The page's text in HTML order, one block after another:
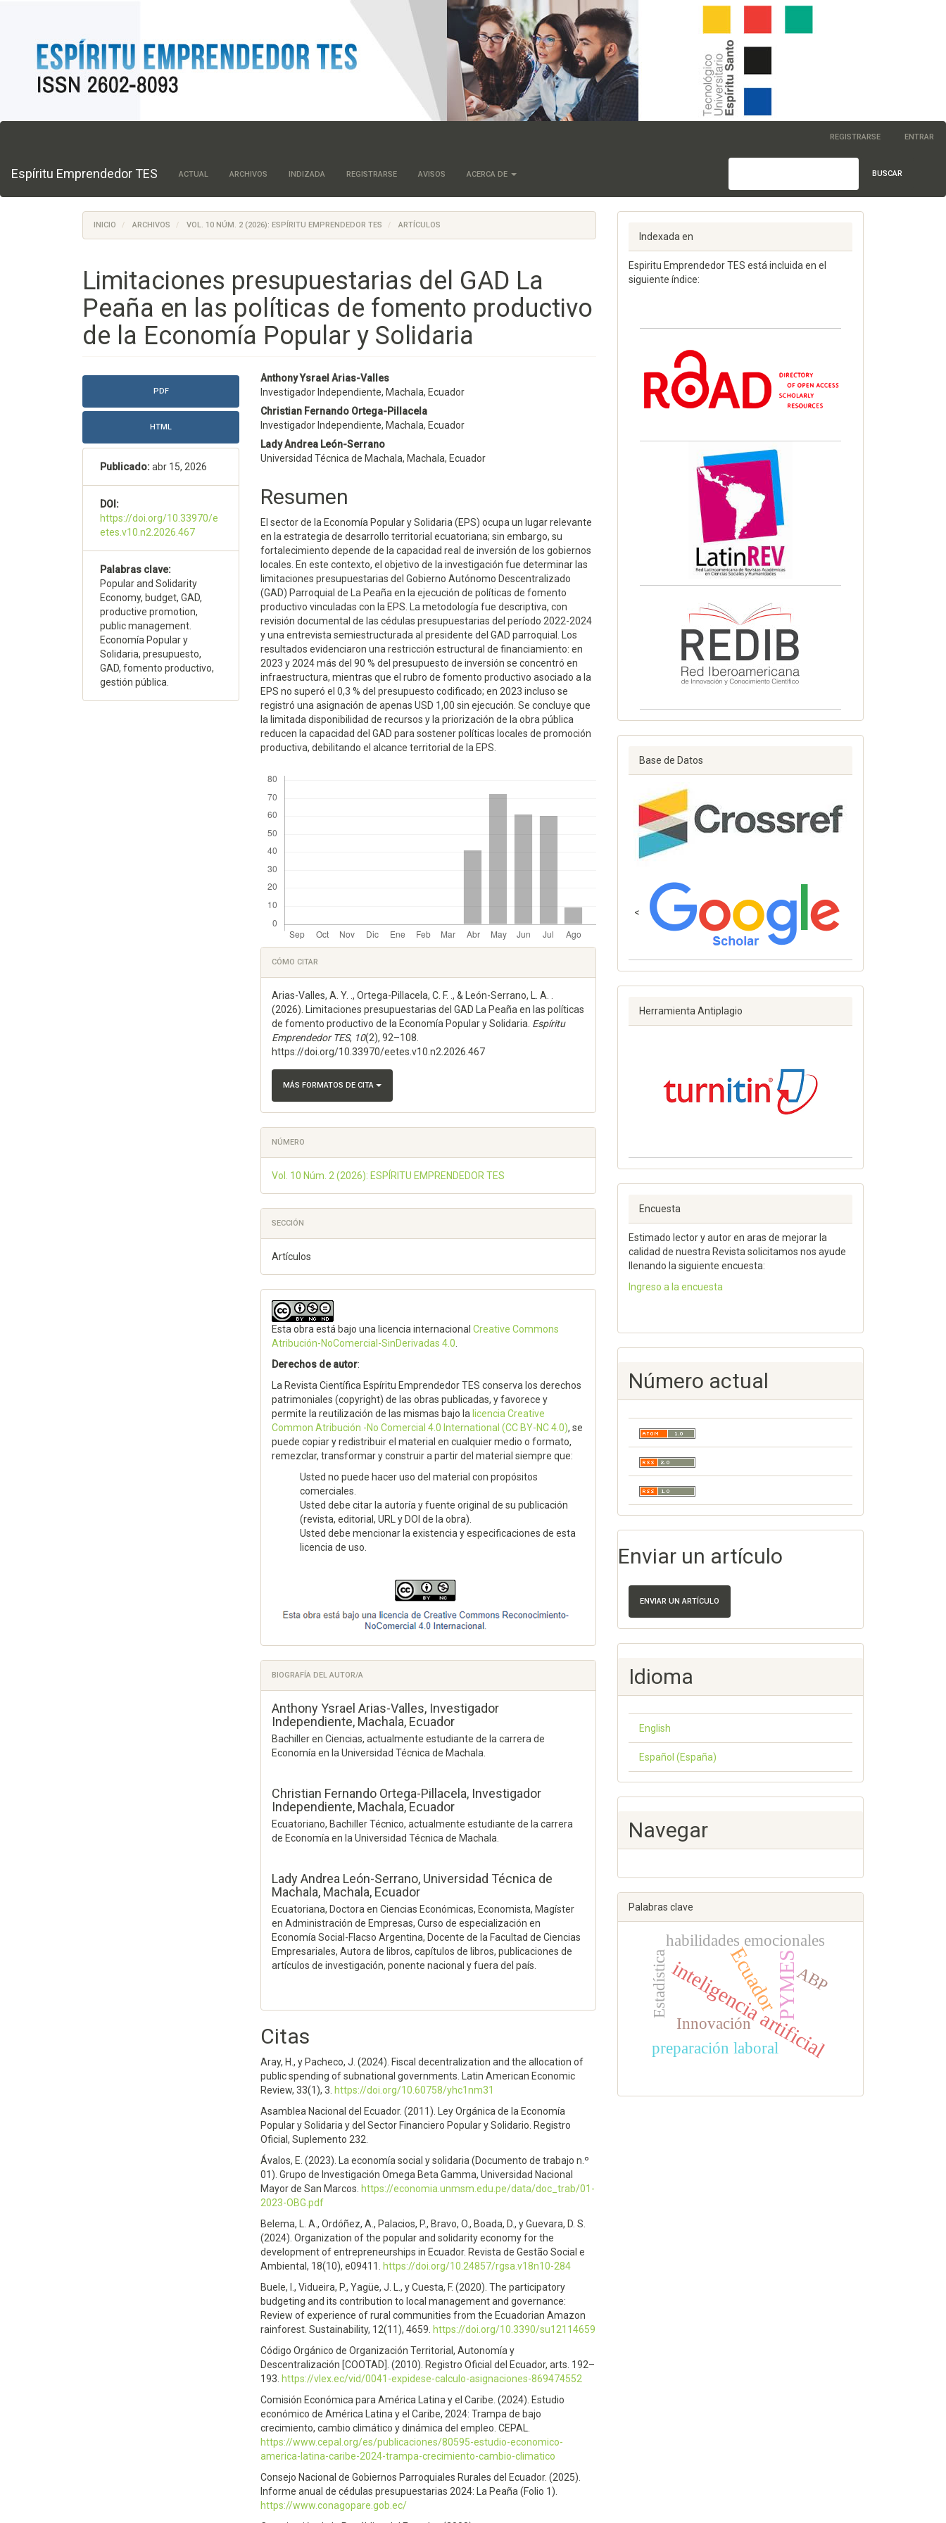
principal
lateral
REGISTRARSE ENTRAR
Espí­ritu Emprendedor TES ACTUAL ARCHIVOS INDIZADA REGISTRARSE AVISOS ACERCA DE BUSCAR
INICIO ARCHIVOS VOL. 10 NÚM. 2 (2026): ESPÍRITU EMPRENDEDOR TES ARTÍCULOS
Limitaciones presupuestarias del GAD La
Peaña en las políticas de fomento productivo
de la Economía Popular y Solidaria
Barra
lateral
artículo
PDF
HTML
Publicado:abr 15, 2026
DOI:
https://doi.org/10.33970/e
etes.v10.n2.2026.467
Palabras clave:
Popular and Solidarity
Economy, budget, GAD,
productive promotion,
public management.
Economía Popular y
Solidaria, presupuesto,
GAD, fomento productivo,
gestión pública.
Contenido
principal
del
artículo
Anthony Ysrael Arias-Valles
Investigador Independiente, Machala, Ecuador
Christian Fernando Ortega-Pillacela
Investigador Independiente, Machala, Ecuador
Lady Andrea León-Serrano
Universidad Técnica de Machala, Machala, Ecuador
Resumen
El sector de la Economía Popular y Solidaria (EPS) ocupa un lugar relevante
en la estrategia de desarrollo territorial ecuatoriana; sin embargo, su
fortalecimiento depende de la capacidad real de inversión de los gobiernos
locales. En este contexto, el objetivo de la investigación fue determinar las
limitaciones presupuestarias del Gobierno Autónomo Descentralizado
(GAD) Parroquial de La Peaña en la ejecución de políticas de fomento
productivo vinculadas con la EPS. La metodología fue descriptiva, con
revisión documental de las cédulas presupuestarias del período 2022-2024
y una entrevista semiestructurada al presidente del GAD parroquial. Los
resultados evidenciaron una restricción estructural de financiamiento: en
2023 y 2024 más del 90 % del presupuesto de inversión se concentró en
infraestructura, mientras que el rubro de fomento productivo asociado a la
EPS no superó el 0,3 % del presupuesto codificado; en 2023 incluso se
registró una asignación de apenas USD 1,00 sin ejecución. Se concluye que
la limitada disponibilidad de recursos y la priorización de la obra pública
reducen la capacidad del GAD para sostener políticas locales de promoción
productiva, debilitando el alcance territorial de la EPS.
Detalles
del
artículo
CÓMO CITAR
Arias-Valles, A. Y. ., Ortega-Pillacela, C. F. ., & León-Serrano, L. A. .
(2026). Limitaciones presupuestarias del GAD La Peaña en las políticas
de fomento productivo de la Economía Popular y Solidaria. Espí­ritu
Emprendedor TES, 10(2), 92–108.
https://doi.org/10.33970/eetes.v10.n2.2026.467
MÁS FORMATOS DE CITA
NÚMERO
Vol. 10 Núm. 2 (2026): ESPÍRITU EMPRENDEDOR TES
SECCIÓN
Artículos
Esta obra está bajo una licencia internacionalCreative Commons
Atribución-NoComercial-SinDerivadas 4.0
Derechos de autor:
La Revista Científica Espíritu Emprendedor TES conserva los derechos
patrimoniales (copyright) de las obras publicadas, y favorece y
permite la reutilización de las mismas bajo la licencia Creative
Common Atribución -No Comercial 4.0 International (CC BY-NC 4.0), se
puede copiar y redistribuir el material en cualquier medio o formato,
remezclar, transformar y construir a partir del material siempre que:
Usted no puede hacer uso del material con propósitos
comerciales.
Usted debe citar la autoría y fuente original de su publicación
(revista, editorial, URL y DOI de la obra).
Usted debe mencionar la existencia y especificaciones de esta
licencia de uso.
BIOGRAFÍA DEL AUTOR/A
Anthony Ysrael Arias-Valles, Investigador
Independiente, Machala, Ecuador
Bachiller en Ciencias, actualmente estudiante de la carrera de
Economía en la Universidad Técnica de Machala.
Christian Fernando Ortega-Pillacela, Investigador
Independiente, Machala, Ecuador
Ecuatoriano, Bachiller Técnico, actualmente estudiante de la carrera
de Economía en la Universidad Técnica de Machala.
Lady Andrea León-Serrano, Universidad Técnica de
Machala, Machala, Ecuador
Ecuatoriana, Doctora en Ciencias Económicas, Economista, Magíster
en Administración de Empresas, Curso de especialización en
Economía Social-Flacso Argentina, Docente de la Facultad de Ciencias
Empresariales, Autora de libros, capítulos de libros, publicaciones de
artículos de investigación, ponente nacional y fuera del país.
Citas
Aray, H., y Pacheco, J. (2024). Fiscal decentralization and the allocation of
public spending of subnational governments. Latin American Economic
Review, 33(1), 3. https://doi.org/10.60758/yhc1nm31
Asamblea Nacional del Ecuador. (2011). Ley Orgánica de la Economía
Popular y Solidaria y del Sector Financiero Popular y Solidario. Registro
Oficial, Suplemento 232.
Ávalos, E. (2023). La economía social y solidaria (Documento de trabajo n.º
01). Grupo de Investigación Omega Beta Gamma, Universidad Nacional
Mayor de San Marcos. https://economia.unmsm.edu.pe/data/doc_trab/01-
2023-OBG.pdf
Belema, L. A., Ordóñez, A., Palacios, P., Bravo, O., Boada, D., y Guevara, D. S.
(2024). Organization of the popular and solidarity economy for the
development of entrepreneurships in Ecuador. Revista de Gestão Social e
Ambiental, 18(10), e09411.
https://doi.org/10.24857/rgsa.v18n10-284
Buele, I., Vidueira, P., Yagüe, J. L., y Cuesta, F. (2020). The participatory
budgeting and its contribution to local management and governance:
Review of experience of rural communities from the Ecuadorian Amazon
rainforest. Sustainability, 12(11), 4659. https://doi.org/10.3390/su12114659
Código Orgánico de Organización Territorial, Autonomía y
Descentralización [COOTAD]. (2010). Registro Oficial del Ecuador, arts. 192–
193. https://vlex.ec/vid/0041-expidese-calculo-asignaciones-869474552
Comisión Económica para América Latina y el Caribe. (2024). Estudio
económico de América Latina y el Caribe, 2024: Trampa de bajo
crecimiento, cambio climático y dinámica del empleo. CEPAL.
https://www.cepal.org/es/publicaciones/80595-estudio-economico-
america-latina-caribe-2024-trampa-crecimiento-cambio-climatico
Consejo Nacional de Gobiernos Parroquiales Rurales del Ecuador. (2025).
Informe anual de cédulas presupuestarias 2024: La Peaña (Folio 1).
https://www.conagopare.gob.ec/
Indexada en
Espiritu Emprendedor TES está incluida en el
siguiente índice:
Base de Datos
<
Herramienta Antiplagio
Encuesta
Estimado lector y autor en aras de mejorar la
calidad de nuestra Revista solicitamos nos ayude
llenando la siguiente encuesta:
Ingreso a la encuesta
Número actual
Enviar un artículo
ENVIAR UN ARTÍCULO
Idioma
English
Español (España)
Navegar
Palabras clave
inteligencia artificial
PYMES
Ecuador
preparación laboral
Innovación
habilidades emocionales
ABP
Estadística